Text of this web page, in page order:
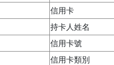
信用卡
持卡人姓名
信用卡號
信用卡類別